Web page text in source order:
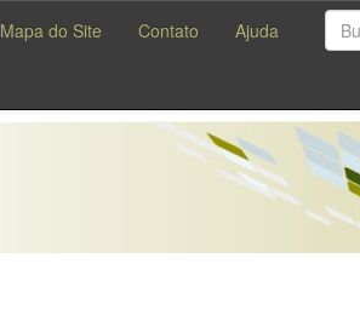
Mapa do Site Contato Ajuda